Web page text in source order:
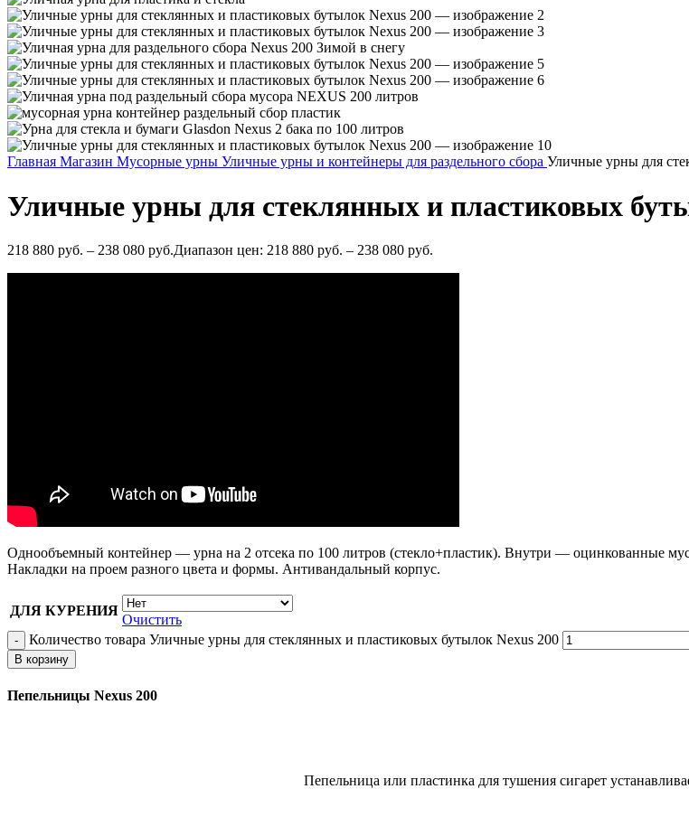
Главная Магазин Мусорные урны Уличные урны и контейнеры для раздельного сбора Уличные урны для
Уличные урны для стеклянных и пластиковых
218 880 руб. – 238 080 руб.Диапазон цен: 218 880 руб. – 238 080 руб.
Однообъемный контейнер — урна на 2 отсека по 100 литров (стекло+пластик). Внутри — оцинкованные
Накладки на проем разного цвета и формы. Антивандальный корпус.
ДЛЯ КУРЕНИЯ
Очистить
Количество товара Уличные урны для стеклянных и пластиковых бутылок Nexus 200
В корзину
Пепельницы Nexus 200
Пепельница или пластинка для тушения сигарет